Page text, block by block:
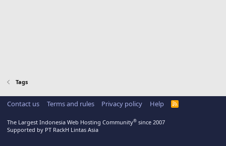
Tags
Contact us Terms and rules Privacy policy Help
R
The Largest Indonesia Web Hosting Community® since 2007
Supported by PT RackH Lintas Asia